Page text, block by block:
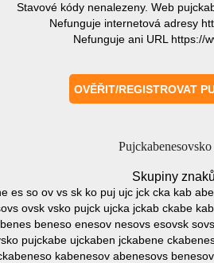
Stavové kódy nenalezeny. Web
Nefunguje internetová adresy
Nefunguje ani URL https://
Skupiny
es so ov vs sk ko puj ujc jck cka kab
ovsk vsko pujck ujcka jckab ckabe
beneso enesov nesovs esovsk
pujckabe ujckaben jckabene
kabenesov abenesovs